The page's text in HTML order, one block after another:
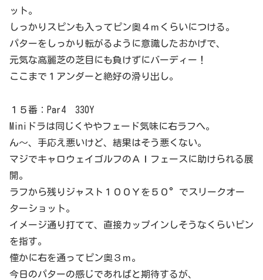
ット。
しっかりスピンも入ってピン奥４ｍくらいにつける。
パターをしっかり転がるように意識したおかげで、
元気な高麗芝の芝目にも負けずにバーディー！
ここまで１アンダーと絶好の滑り出し。
１５番：Par4 330Y
Miniドラは同じくややフェード気味に右ラフへ。
ん～、手応え悪いけど、結果はそう悪くない。
マジでキャロウェイゴルフのＡＩフェースに助けられる展
開。
ラフから残りジャスト１００Ｙを５０°でスリークオー
ターショット。
イメージ通り打てて、直接カップインしそうなくらいピン
を指す。
僅かに右を通ってピン奥３ｍ。
今日のパターの感じであればと期待するが、